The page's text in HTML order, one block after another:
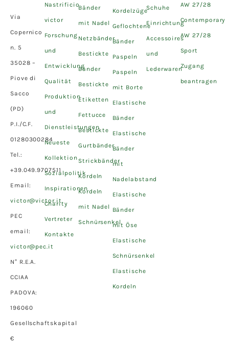
Via
Copernico
n. 5
35028 –
Piove di
Sacco
(PD)
P.I./C.F.
01280300284
Tel.:
+39.049.9707511
Email:
victor@victor.it
PEC
email:
victor@pec.it
N° R.E.A.
CCIAA
PADOVA:
196060
Gesellschaftskapital
€
Nastrificio
victor
Forschung
und
Entwicklung
Qualität
Produktion
und
Dienstleistungen
Neueste
Kollektion
Sozialpolitik
Inspirationen
Charity
Vertreter
Kontakte
Bänder
mit Nadel
Netzbänder
Bestickte
Bänder
Bestickte
Etiketten
Fettucce
Bestickte
Gurtbänder
Strickbänder
Kordeln
Kordeln
mit Nadel
Schnürsenkel
Kordelzüge
Geflochtene
Bänder
Paspeln
Paspeln
mit Borte
Elastische
Bänder
Elastische
Bänder
mit
Nadelabstand
Elastische
Bänder
mit Öse
Elastische
Schnürsenkel
Elastische
Kordeln
Schuhe
Einrichtung
Accessoires
und
Lederwaren
AW 27/28
Contemporary
AW 27/28
Sport
Zugang
beantragen